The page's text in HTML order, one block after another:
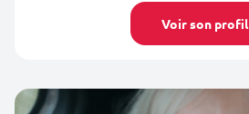
Voir son profil